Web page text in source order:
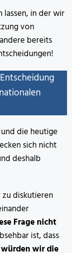
lassen, in der wir
von
bereits
die heutige
sich nicht
deshalb
diskutieren
Frage nicht
ist, dass
wir die